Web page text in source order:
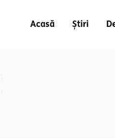
Acasă Știri